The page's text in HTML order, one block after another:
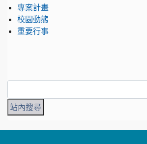
專案計畫
校園動態
重要行事